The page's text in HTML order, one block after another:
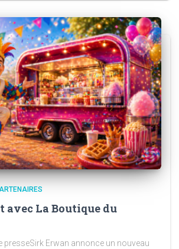
avec La Boutique du
presseSirk Erwan annonce un nouveau